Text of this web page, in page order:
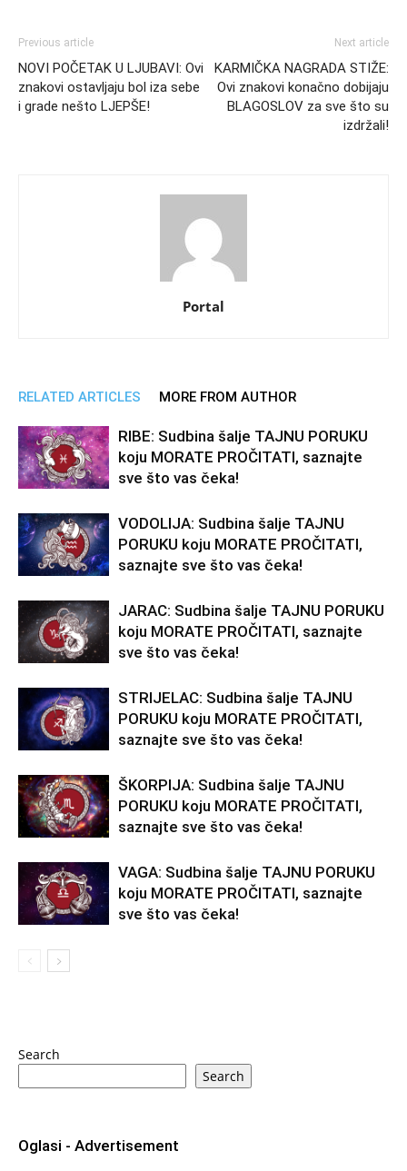
Previous article
NOVI POČETAK U LJUBAVI: Ovi
znakovi ostavljaju bol iza sebe
i grade nešto LJEPŠE!
Next article
KARMIČKA NAGRADA STIŽE:
Ovi znakovi konačno dobijaju
BLAGOSLOV za sve što su
izdržali!
Portal
RELATED ARTICLES MORE FROM AUTHOR
RIBE: Sudbina šalje TAJNU PORUKU
koju MORATE PROČITATI, saznajte
sve što vas čeka!
VODOLIJA: Sudbina šalje TAJNU
PORUKU koju MORATE PROČITATI,
saznajte sve što vas čeka!
JARAC: Sudbina šalje TAJNU PORUKU
koju MORATE PROČITATI, saznajte
sve što vas čeka!
STRIJELAC: Sudbina šalje TAJNU
PORUKU koju MORATE PROČITATI,
saznajte sve što vas čeka!
ŠKORPIJA: Sudbina šalje TAJNU
PORUKU koju MORATE PROČITATI,
saznajte sve što vas čeka!
VAGA: Sudbina šalje TAJNU PORUKU
koju MORATE PROČITATI, saznajte
sve što vas čeka!
Search
Search
Oglasi - Advertisement